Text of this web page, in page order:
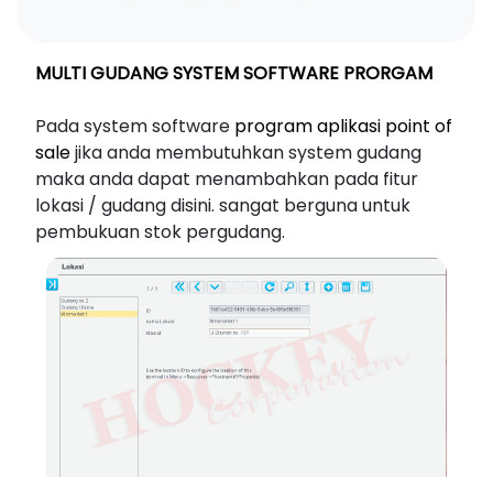
MULTI GUDANG SYSTEM SOFTWARE PRORGAM
Pada system software program aplikasi point of
salejika anda membutuhkan system gudang
maka anda dapat menambahkan pada fitur
lokasi / gudang disini. sangat berguna untuk
pembukuan stok pergudang.